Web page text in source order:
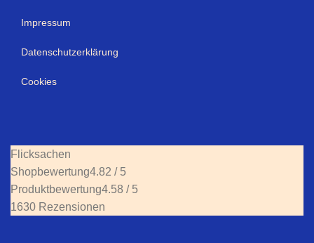
Impressum
Datenschutzerklärung
Cookies
Flicksachen
Shopbewertung4.82 / 5
Produktbewertung4.58 / 5
1630 Rezensionen